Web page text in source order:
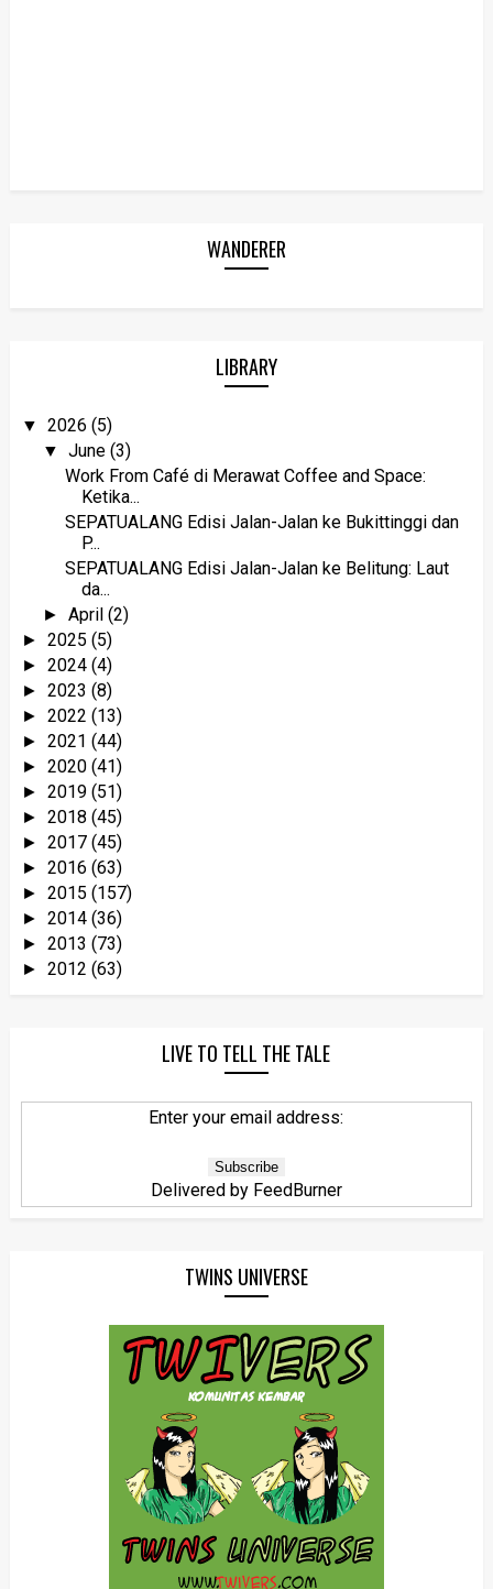
WANDERER
LIBRARY
▼ 2026 (5)
▼June(3)
Work From Café di Merawat Coffee and Space:
Ketika...
SEPATUALANG Edisi Jalan-Jalan ke Bukittinggi dan
P...
SEPATUALANG Edisi Jalan-Jalan ke Belitung: Laut
da...
►April(2)
► 2025 (5)
► 2024 (4)
► 2023 (8)
► 2022 (13)
► 2021 (44)
► 2020 (41)
► 2019 (51)
► 2018 (45)
► 2017 (45)
► 2016 (63)
► 2015 (157)
► 2014 (36)
► 2013 (73)
► 2012 (63)
LIVE TO TELL THE TALE
Enter your email address:
Delivered by FeedBurner
TWINS UNIVERSE